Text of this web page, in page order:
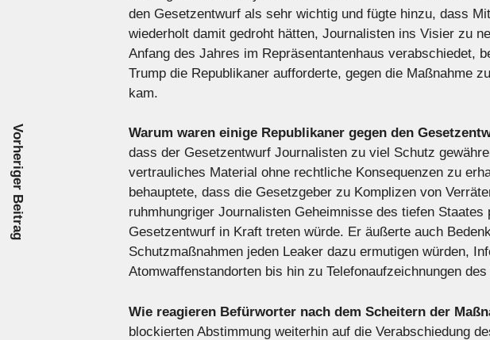
den Gesetzentwurf als sehr wichtig und fügte hinzu, dass
wiederholt damit gedroht hätten, Journalisten ins Visier zu
Anfang des Jahres im Repräsentantenhaus verabschiedet,
Trump die Republikaner aufforderte, gegen die Maßnahme
kam.
Warum waren einige Republikaner gegen den
dass der Gesetzentwurf Journalisten zu viel Schutz
vertrauliches Material ohne rechtliche Konsequenzen zu
behauptete, dass die Gesetzgeber zu Komplizen von
ruhmhungriger Journalisten Geheimnisse des tiefen
Gesetzentwurf in Kraft treten würde. Er äußerte auch
Schutzmaßnahmen jeden Leaker dazu ermutigen würden,
Atomwaffenstandorten bis hin zu Telefonaufzeichnungen
Wie reagieren Befürworter nach dem Scheitern der
blockierten Abstimmung weiterhin auf die Verabschiedung
Vorheriger Beitrag